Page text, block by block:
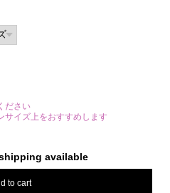
ださい
イズ上をおすすめします
available
to cart